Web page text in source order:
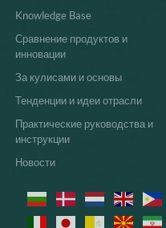
Knowledge Base
Сравнение продуктов и
инновации
За кулисами и основы
Тенденции и идеи отрасли
Практические руководства и
инструкции
Новости